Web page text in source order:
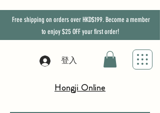
Free shipping on orders over HKD$199. Become a member
to enjoy$25 OFFyour first order!
登入
Hongji Online